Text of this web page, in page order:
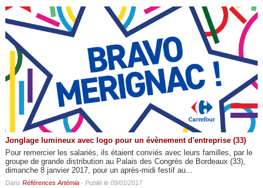
Jonglage lumineux avec logo pour un évènement d'entreprise (33)
Pour remercier les salariés, ils étaient conviés avec leurs familles, par le
groupe de grande distribution au Palais des Congrès de Bordeaux (33),
dimanche 8 janvier 2017, pour un après-midi festif au...
Dans Références Artémia- Publié le 09/01/2017